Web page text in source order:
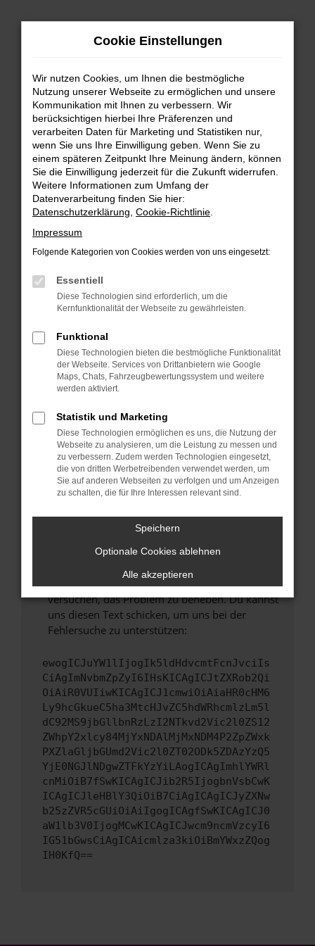
Zum
FEHLER: NETWORK ERROR
Beim Laden ist ein Fehler aufgetreten.
Hier sind ein paar Tipps, die dir helfen können:
Überprüfe deine Firewall und deine
Internetverbindung.
Laden andere Webseiten, zum Beispiel deine
Manche Erweiterungen, wie Werbeblocker,
verhindern. Funktioniert die Seite in einem
anderen Browser oder in einem privaten
Fenster?
Starte dein Gerät neu.
Probleme zu beheben.
Stelle sicher, dass dein Browser und dein
Betriebssystem auf dem neuesten Stand
sind.
Veraltete Software birgt nicht nur ein
Sicherheitsrisiko, sondern kann auch dazu
führen, dass bestimmte Funktionen nicht mehr
unterstützt werden.
Wende dich an den Webseitenbetreiber.
Wenn du alle oben genannten Schritte versucht
hast, kontaktiere uns bitte. Wir werden
versuchen, das Problem zu beheben. Du kannst
uns diesen Text schicken, um uns bei der
Fehlersuche zu unterstützen:
ewogICJuYW1lIjogIk5ldHdvcmtFcnJvciIs
CiAgImNvbmZpZyI6IHsKICAgICJtZXRob2Qi
OiAiR0VUIiwKICAgICJ1cmwiOiAiaHR0cHM6
Ly9hcGkueC5ha3MtcHJvZC5hdWRhcmlzLm5l
dC92MS9jbGllbnRzLzI2NTkvd2Vic2l0ZS12
ZWhpY2xlcy84MjYxNDAlMjMxNDM4P2ZpZWxk
PXZlaGljbGUmd2Vic2l0ZT02ODk5ZDAzYzQ5
YjE0NGJlNDgwZTFkYzYiLAogICAgImhlYWRl
cnMiOiB7fSwKICAgICJib2R5IjogbnVsbCwK
ICAgICJleHBlY3QiOiB7CiAgICAgICJyZXNw
b25zZVR5cGUiOiAiIgogICAgfSwKICAgICJ0
aW1lb3V0IjogMCwKICAgICJwcm9ncmVzcyI6
IG51bGwsCiAgICAicmlza3kiOiBmYWxzZQog
IH0KfQ==
Cookie Einstellungen
Wir nutzen Cookies, um Ihnen die bestmögliche
Nutzung unserer Webseite zu ermöglichen und unsere
Kommunikation mit Ihnen zu verbessern. Wir
berücksichtigen hierbei Ihre Präferenzen und
verarbeiten Daten für Marketing und Statistiken nur,
wenn Sie uns Ihre Einwilligung geben. Wenn Sie zu
einem späteren Zeitpunkt Ihre Meinung ändern, können
Sie die Einwilligung jederzeit für die Zukunft widerrufen.
Weitere Informationen zum Umfang der
Datenverarbeitung finden Sie hier:
Datenschutzerklärung Cookie-Richtlinie
Impressum
Folgende Kategorien von Cookies werden von uns eingesetzt:
Essentiell
Diese Technologien sind erforderlich, um die
Kernfunktionalität der Webseite zu gewährleisten.
Funktional
Diese Technologien bieten die bestmögliche Funktionalität
der Webseite. Services von Drittanbietern wie Google
Maps, Chats, Fahrzeugbewertungssystem und weitere
werden aktiviert.
Statistik und Marketing
Diese Technologien ermöglichen es uns, die Nutzung der
Webseite zu analysieren, um die Leistung zu messen und
zu verbessern. Zudem werden Technologien eingesetzt,
die von dritten Werbetreibenden verwendet werden, um
Sie auf anderen Webseiten zu verfolgen und um Anzeigen
zu schalten, die für Ihre Interessen relevant sind.
Speichern
Optionale Cookies ablehnen
Alle akzeptieren